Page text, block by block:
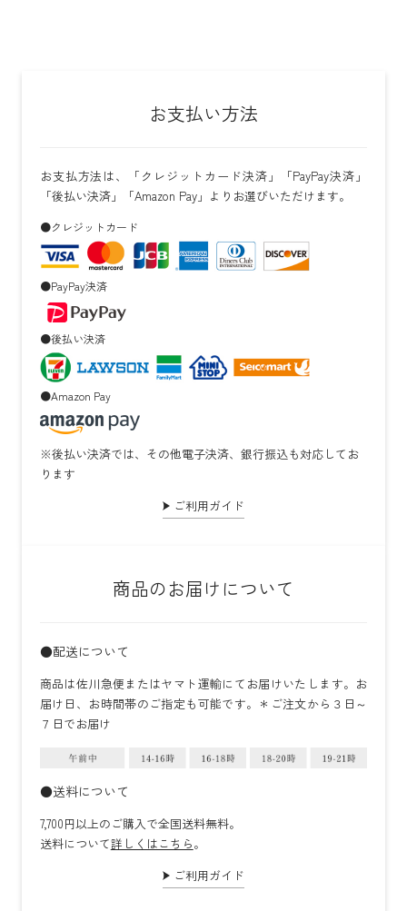
お支払い方法
お支払方法は、「クレジットカード決済」「PayPay決済」
「後払い決済」「Amazon Pay」よりお選びいただけます。
●クレジットカード
●PayPay決済
●後払い決済
●Amazon Pay
※後払い決済では、その他電子決済、銀行振込も対応してお
ります
ご利用ガイド
商品のお届けについて
●配送について
商品は佐川急便またはヤマト運輸にてお届けいたします。お
届け日、お時間帯のご指定も可能です。＊ご注文から３日～
７日でお届け
●送料について
7,700円以上のご購入で全国送料無料。
送料について詳しくはこちら。
ご利用ガイド